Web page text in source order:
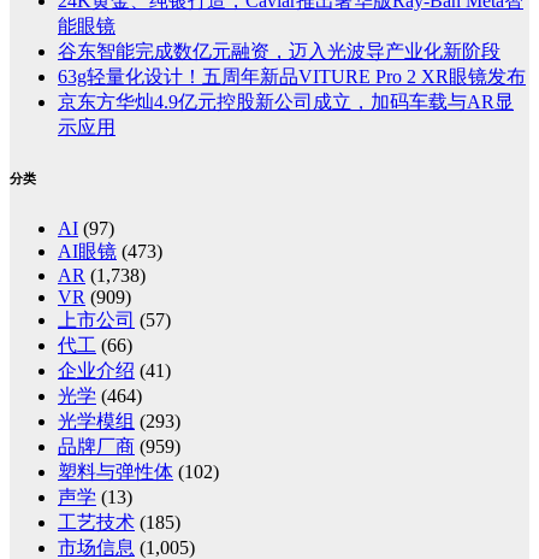
能眼镜
谷东智能完成数亿元融资，迈入光波导产业化新阶段
63g轻量化设计！五周年新品VITURE Pro 2 XR眼镜发布
京东方华灿4.9亿元控股新公司成立，加码车载与AR显
示应用
分类
AI (97)
AI眼镜 (473)
AR (1,738)
VR (909)
上市公司 (57)
代工 (66)
企业介绍 (41)
光学 (464)
光学模组 (293)
品牌厂商 (959)
塑料与弹性体 (102)
声学 (13)
工艺技术 (185)
市场信息 (1,005)